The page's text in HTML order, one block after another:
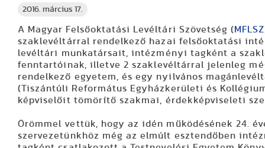
2016. március 17.
A Magyar Felsőoktatási Levéltári Szövetség (MFLSZ
szaklevéltárral rendelkező hazai felsőoktatási
levéltári munkatársait, intézményi tagként a
fenntartóinak, illetve 2 szaklevéltárral jelenleg
rendelkező egyetem, és egy nyilvános
(Tiszántúli Református Egyházkerületi és
képviselőit tömörítő szakmai, érdekképviseleti
Örömmel vettük, hogy az idén működésének 24.
szervezetünkhöz még az elmúlt esztendőben